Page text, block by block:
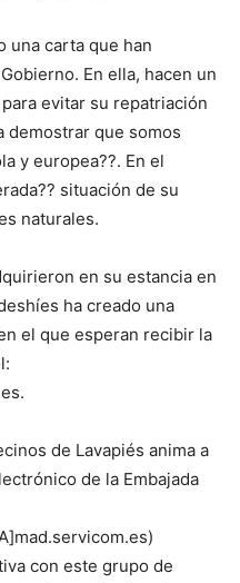
una carta que han
En ella, hacen un
evitar su repatriación
demostrar que somos
y europea??. En el
situación de su
naturales.
en su estancia en
ha creado una
el que esperan recibir la
de Lavapiés anima a
de la Embajada
con este grupo de